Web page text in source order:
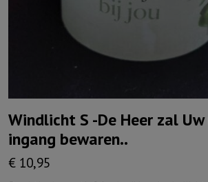
Windlicht S -De Heer zal
ingang bewaren..
€ 10,95